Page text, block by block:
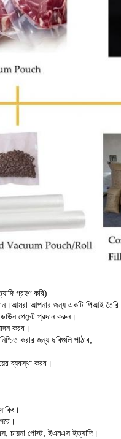
গ্রহণ করি)
আপনার জন্য একটি পিআই
পেমেন্ট প্রদান করুন।
করব।
করার জন্য ছবিগুলি পাঠাব,
ব্যবস্থা করব।
চায়না পোস্ট, ইএমএস ইত্যাদি।